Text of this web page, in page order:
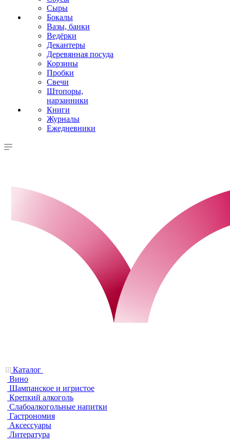
Сыры
Бокалы
Вазы, банки
Ведёрки
Декантеры
Деревянная посуда
Корзины
Пробки
Свечи
Штопоры,
нарзанники
Книги
Журналы
Ежедневники
Каталог
Вино
Шампанское и игристое
Крепкий алкоголь
Слабоалкогольные напитки
Гастрономия
Аксессуары
Литература